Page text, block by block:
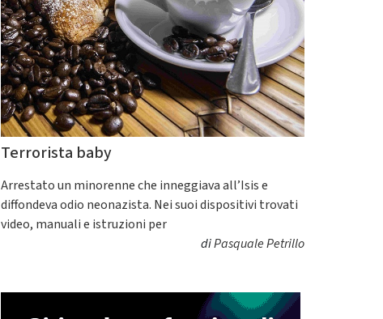
Terrorista baby
Arrestato un minorenne che inneggiava all’Isis e
diffondeva odio neonazista. Nei suoi dispositivi trovati
video, manuali e istruzioni per
diPasquale Petrillo